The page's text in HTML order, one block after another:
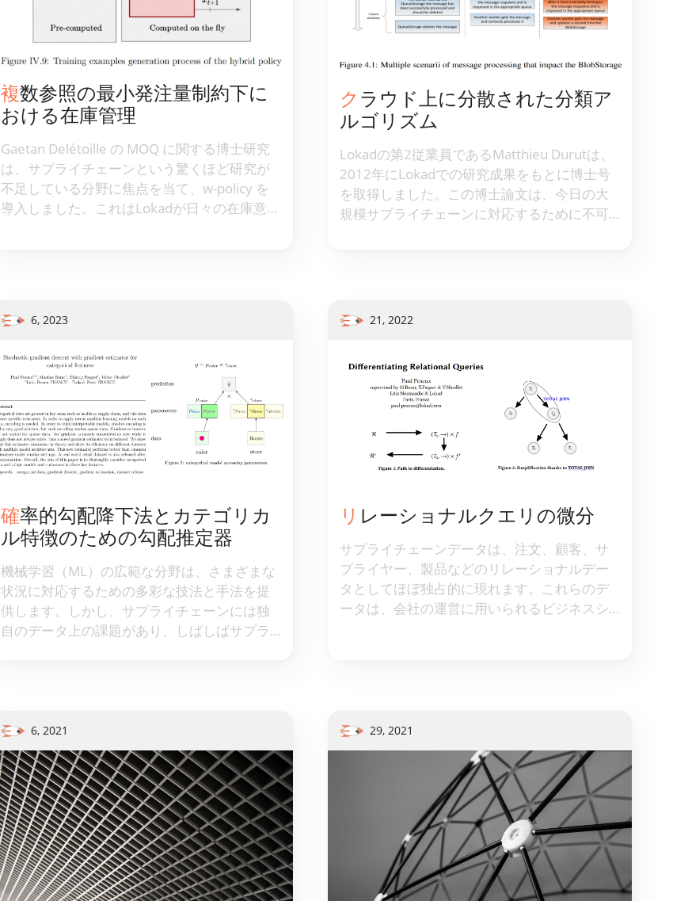
複数参照の最小発注量制約下に
おける在庫管理
Gaetan Delétoille の MOQ に関する博士研究
は、サプライチェーンという驚くほど研究が
不足している分野に焦点を当て、w-policy を
導入しました。これはLokadが日々の在庫意思
クラウド上に分散された分類ア
ルゴリズム
Lokadの第2従業員であるMatthieu Durutは、
2012年にLokadでの研究成果をもとに博士号
を取得しました。この博士論文は、今日の大
規模サプライチェーンに対応するために不可
6, 2023
確率的勾配降下法とカテゴリカ
ル特徴のための勾配推定器
機械学習（ML）の広範な分野は、さまざまな
状況に対応するための多彩な技法と手法を提
供します。しかし、サプライチェーンには独
自のデータ上の課題があり、しばしばサプラ
21, 2022
リレーショナルクエリの微分
サプライチェーンデータは、注文、顧客、サ
プライヤー、製品などのリレーショナルデー
タとしてほぼ独占的に現れます。これらのデ
ータは、会社の運営に用いられるビジネスシ
6, 2021 29, 2021